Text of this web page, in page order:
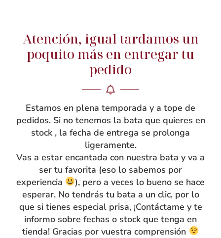
NOSOTRAS
Rebeca García
Blog
Contacto
Atención, igual tardamos un
poquito más en entregar tu
pedido
Estamos en plena temporada y a tope de
pedidos. Si no tenemos la bata que quieres en
stock , la fecha de entrega se prolonga
ligeramente.
Vas a estar encantada con nuestra bata y va a
ser tu favorita (eso lo sabemos por
experiencia
), pero a veces lo bueno se hace
esperar. No tendrás tu bata a un clic, por lo
que si tienes especial prisa, ¡Contáctame y te
informo sobre fechas o stock que tenga en
tienda! Gracias por vuestra comprensión